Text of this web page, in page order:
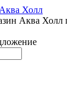
Аква Холл